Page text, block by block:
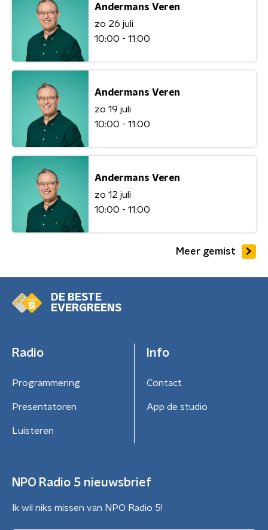
Andermans Veren
zo 26 juli
10:00 - 11:00
Andermans Veren
zo 19 juli
10:00 - 11:00
Andermans Veren
zo 12 juli
10:00 - 11:00
Meer gemist
DE BESTE
EVERGREENS
Radio
Programmering
Presentatoren
Luisteren
Info
Contact
App de studio
NPO Radio 5 nieuwsbrief
Ik wil niks missen van NPO Radio 5!